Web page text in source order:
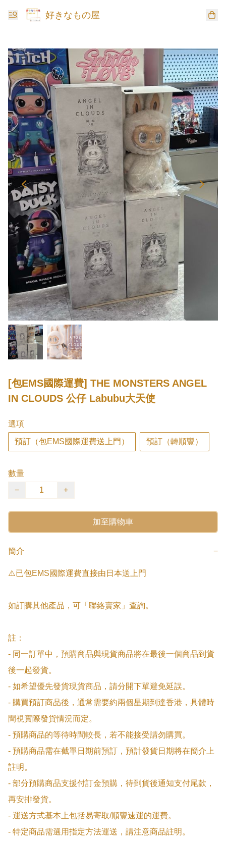
好きなもの屋
[包EMS國際運費] THE MONSTERS ANGEL
IN CLOUDS 公仔 Labubu大天使
選項
預訂（包EMS國際運費送上門） 預訂（轉順豐）
數量
−
+
加至購物車
簡介 −
⚠️已包EMS國際運費直接由日本送上門
如訂購其他產品，可「聯絡賣家」查詢。
註：
- 同一訂單中，預購商品與現貨商品將在最後一個商品到貨
後一起發貨。
- 如希望優先發貨現貨商品，請分開下單避免延誤。
- 購買預訂商品後，通常需要約兩個星期到達香港，具體時
間視實際發貨情況而定。
- 預購商品的等待時間較長，若不能接受請勿購買。
- 預購商品需在截單日期前預訂，預計發貨日期將在簡介上
註明。
- 部分預購商品支援付訂金預購，待到貨後通知支付尾款，
再安排發貨。
- 運送方式基本上包括易寄取/順豐速運的運費。
- 特定商品需選用指定方法運送，請注意商品註明。